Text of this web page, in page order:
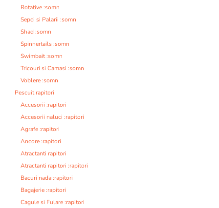
Rotative :somn
Sepci si Palarii :somn
Shad :somn
Spinnertails :somn
Swimbait :somn
Tricouri si Camasi :somn
Voblere :somn
Pescuit rapitori
Accesorii :rapitori
Accesorii naluci :rapitori
Agrafe :rapitori
Ancore :rapitori
Atractanti rapitori
Atractanti rapitori :rapitori
Bacuri nada :rapitori
Bagajerie :rapitori
Cagule si Fulare :rapitori